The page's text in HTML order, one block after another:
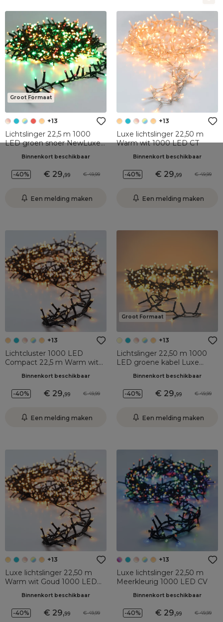
Groot Formaat
+13
Lichtslinger 22,5 m 1000
LED groen snoer NewLuxe
Binnenkort beschikbaar
-40% 29,99 49,99
Een melding maken
+13
Luxe lichtslinger 22,50 m
Warm wit 1000 LED CT
Binnenkort beschikbaar
-40% 29,99 49,99
Een melding maken
+13
Lichtcluster 1000 LED
Compact 22,5 m Warm wit
Binnenkort beschikbaar
-40% 29,99 49,99
Een melding maken
Groot Formaat
+13
Lichtslinger 22,50 m 1000
LED groene kabel Luxe
Binnenkort beschikbaar
-40% 29,99 49,99
Een melding maken
+13
Luxe lichtslinger 22,50 m
Warm wit Goud 1000 LED
Binnenkort beschikbaar
-40% 29,99 49,99
+13
Luxe lichtslinger 22,50 m
Meerkleurig 1000 LED CV
Binnenkort beschikbaar
-40% 29,99 49,99